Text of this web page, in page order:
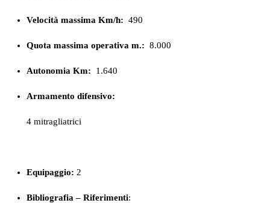
Velocità massima Km/h: 490
Quota massima operativa m.: 8.000
Autonomia Km: 1.640
Armamento difensivo:
4 mitragliatrici
Equipaggio: 2
Bibliografia – Riferimenti: